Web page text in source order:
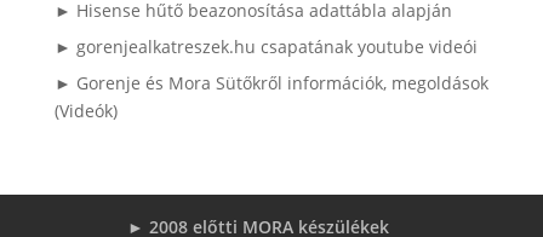
► Hisense hűtő beazonosítása adattábla alapján
► gorenjealkatreszek.hu csapatának youtube videói
► Gorenje és Mora Sütőkről információk, megoldások
(Videók)
► 2008 előtti MORA készülékek